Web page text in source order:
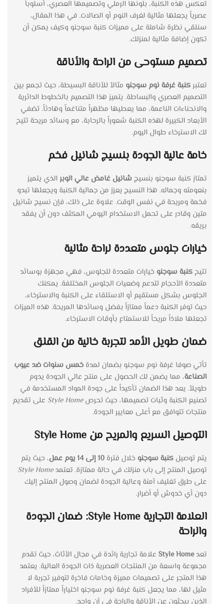
تعكس هذه الكنبة، بلونها الرملي وتصميمها العصري، أسلوباً
عصرياً يجعلها مثالية لغرف النوم أو الصالات. في هذا المقال،
سنلقي نظرة شاملة على مميزات كنبة سوجنو وكيف يمكن أن
تكون إضافة مثالية لمنزلك.
تصميم مستوحى من الراحة والأناقة
تعتبر كنبة غرفة نوم سوجنو مثالاً للأناقة البسيطة، حيث تجمع بين
التصميم العصري والبساطة. يتميز هذا التصميم بالخطوط الدائرية
والانحناءات الناعمة، مما يعطيها مظهراً متناغماً وهادئاً. تضفي
الأبعاد الكبيرة لهذه الكنبة شعوراً بالرحابة، مع وسائد مريحة تتيح
لك الاسترخاء طوال اليوم.
خامة عالية الجودة بنسيج شانيل فخم
تمتاز كنبة سوجنو بنسيجشانيل غامض عالي الوبر الذي يتميز
بنعومته وجماله. هذا النسيج يعزز من جمالية الكنبة ويجعلها تبدو
فخمة ومريحة في نفس الوقت. علاوة على ذلك، فإن نسيج شانيل
متين وقادر على تحمل الاستخدام اليومي المكثف دون أن يفقد
بريقه.
خيارات جلوس متعددة لراحة مثالية
تتيحكنبة سوجنو خيارات متعددة للجلوس، فهي مجهزة بوسائد
متعددة الأحجام لتدعم وضعيات الجلوس المختلفة. يمكنك
الجلوس بشكل مستقيم أو الاستلقاء على الكنبة والاسترخاء،
حيث توفر الكنبة دعماً ممتازاً بفضل وسائدها المريحة. هذه الميزات
تجعلها ملاذاً مريحاً للاستمتاع بأوقات الاسترخاء.
ضمان طويل الأمد لتجربة خالية من القلق
تأتي صوفا غرفة نوم سوجنو بضمان لمدة خمس سنوات ضد عيوب
الصناعة، مما يضمن لك الحصول على منتج عالي الجودة يدوم
طويلاً. يعد هذا الضمان تأكيداً على جودة المواد المستخدمة في
تصنيع الكنبة وثبات تصميمها، حيث تحرصStyle Home على تقديم
منتجات تتوافق مع أعلى معايير الجودة.
التوصيل السريع والمريح من Style Home
يتم توصيل كنبة سوجنو خلال فترة 10 إلى 14 يوم عمل
، حيث يتم
توصيل المنتج إلى باب منزلك في حالة ممتازة. تعتمدStyle Home
على طرق تغليف آمنة وعالية الجودة لضمان وصول المنتج إليك
دون أي خدوش أو أضرار.
العلامة التجارية Style Home: ضمان الجودة
والراحة
تعدStyle Home علامة تجارية رائدة في مجال الأثاث، حيث تقدم
مجموعة واسعة من المنتجات العصرية ذات الجودة العالية. يعتمد
هذا المتجر على تصميمات مميزة وخامات فاخرة لتوفير تجربة لا
مثيل لها، مما يجعل كنبة غرفة نوم سوجنو اختياراً ممتازاً للأفراد